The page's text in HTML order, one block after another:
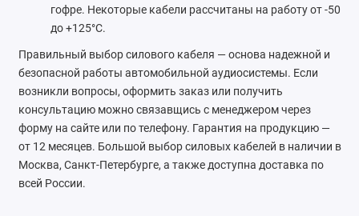
гофре. Некоторые кабели рассчитаны на работу от -50
до +125°С.
Правильный выбор силового кабеля — основа надежной и
безопасной работы автомобильной аудиосистемы. Если
возникли вопросы, оформить заказ или получить
консультацию можно связавщись с менеджером через
форму на сайте или по телефону. Гарантия на продукцию —
от 12 месяцев. Большой выбор силовых кабелей в наличии в
Москва, Санкт-Петербурге, а также доступна доставка по
всей России. ​